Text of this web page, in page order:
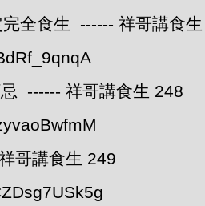
全食生 ------ 祥哥講食
------ 祥哥講食生 248
哥講食生 249